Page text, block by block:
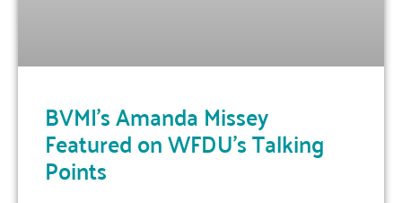
BVMI’s Amanda Missey
Featured on WFDU’s Talking
Points